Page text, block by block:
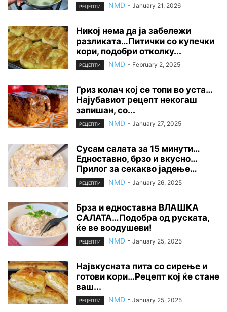
РЕЦЕПТИ NMD - January 21, 2026
Никој нема да ја забележи
разликата…Питички со купечки
кори, подобри отколку...
РЕЦЕПТИ NMD - February 2, 2025
Гриз колач кој се топи во уста…
Најубавиот рецепт некогаш
запишан, со...
РЕЦЕПТИ NMD - January 27, 2025
Сусам салата за 15 минути…
Едноставно, брзо и вкусно…
Прилог за секакво јадење…
РЕЦЕПТИ NMD - January 26, 2025
Брза и едноставна ВЛАШКА
САЛАТА…Подобра од руската,
ќе ве воодушеви!
РЕЦЕПТИ NMD - January 25, 2025
Највкусната пита со сирење и
готови кори…Рецепт кој ќе стане
ваш...
РЕЦЕПТИ NMD - January 25, 2025